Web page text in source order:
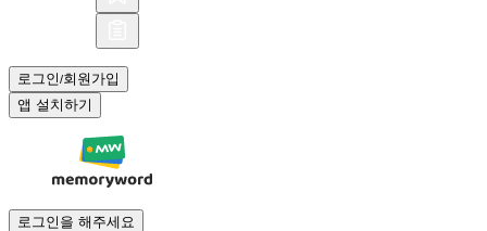
로그인/회원가입
앱 설치하기
로그인을 해주세요